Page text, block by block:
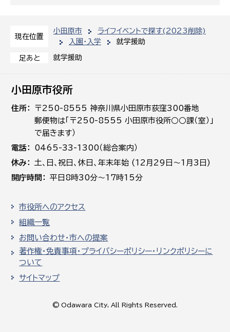
現在位置
小田原市
ライフイベントで探す(2023削除)
入園・入学
就学援助
足あと 就学援助
小田原市役所
住所
〒250-8555 神奈川県小田原市荻窪300番地
郵便物は「〒250-8555 小田原市役所○○課（室）」
で届きます）
電話
0465-33-1300（総合案内）
休み
土､日､祝日、休日、年末年始 (12月29日～1月3日)
開庁時間
平日8時30分～17時15分
市役所へのアクセス
組織一覧
お問い合わせ・市への提案
著作権・免責事項・プライバシーポリシー・リンクポリシーに
ついて
サイトマップ
© Odawara City, All Rights Reserved.